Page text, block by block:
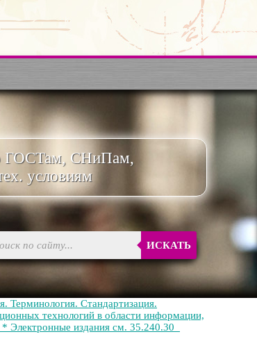
ГОСТам, СНиПам,
условиям
ИСКАТЬ
Терминология. Стандартизация.
технологий в области информации,
* Электронные издания см. 35.240.30